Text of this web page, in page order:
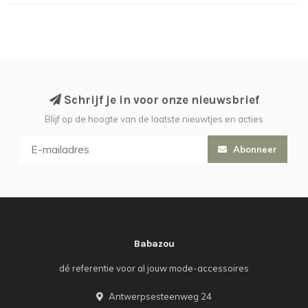
Schrijf je in voor onze nieuwsbrief
Blijf op de hoogte van de laatste nieuwtjes en acties
Abonneer
Babazou
dé referentie voor al jouw mode-accessoires
Antwerpsesteenweg 24